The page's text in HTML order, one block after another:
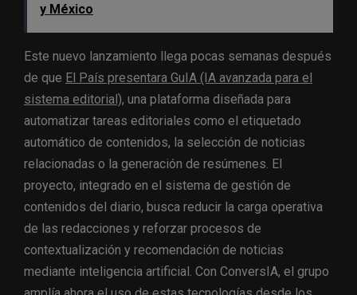
y México
Este nuevo lanzamiento llega pocas semanas después
de que El País presentara GuIA (IA avanzada para el
sistema editorial), una plataforma diseñada para
automatizar tareas editoriales como el etiquetado
automático de contenidos, la selección de noticias
relacionadas o la generación de resúmenes. El
proyecto, integrado en el sistema de gestión de
contenidos del diario, busca reducir la carga operativa
de las redacciones y reforzar procesos de
contextualización y recomendación de noticias
mediante inteligencia artificial. Con ConversIA, el grupo